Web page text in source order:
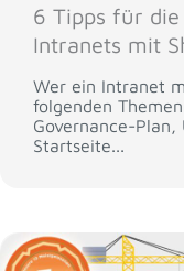
6 Tipps für die
Intranets mit
Wer ein Intranet
folgenden
Governance-
Startseite...